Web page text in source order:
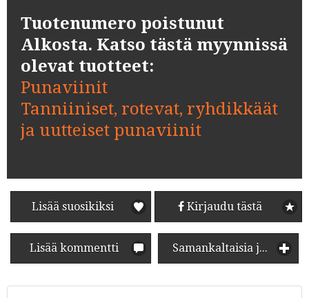
Tuotenumero poistunut
Alkosta. Katso tästä myynnissä
olevat tuotteet:
Punaviinit
Tanniiniset, rotevat, ryhdikkäät
ja uutteiset punaviinit
Lisää suosikiksi Kirjaudu tästä
Lisää kommentti Samankaltaisia juomia